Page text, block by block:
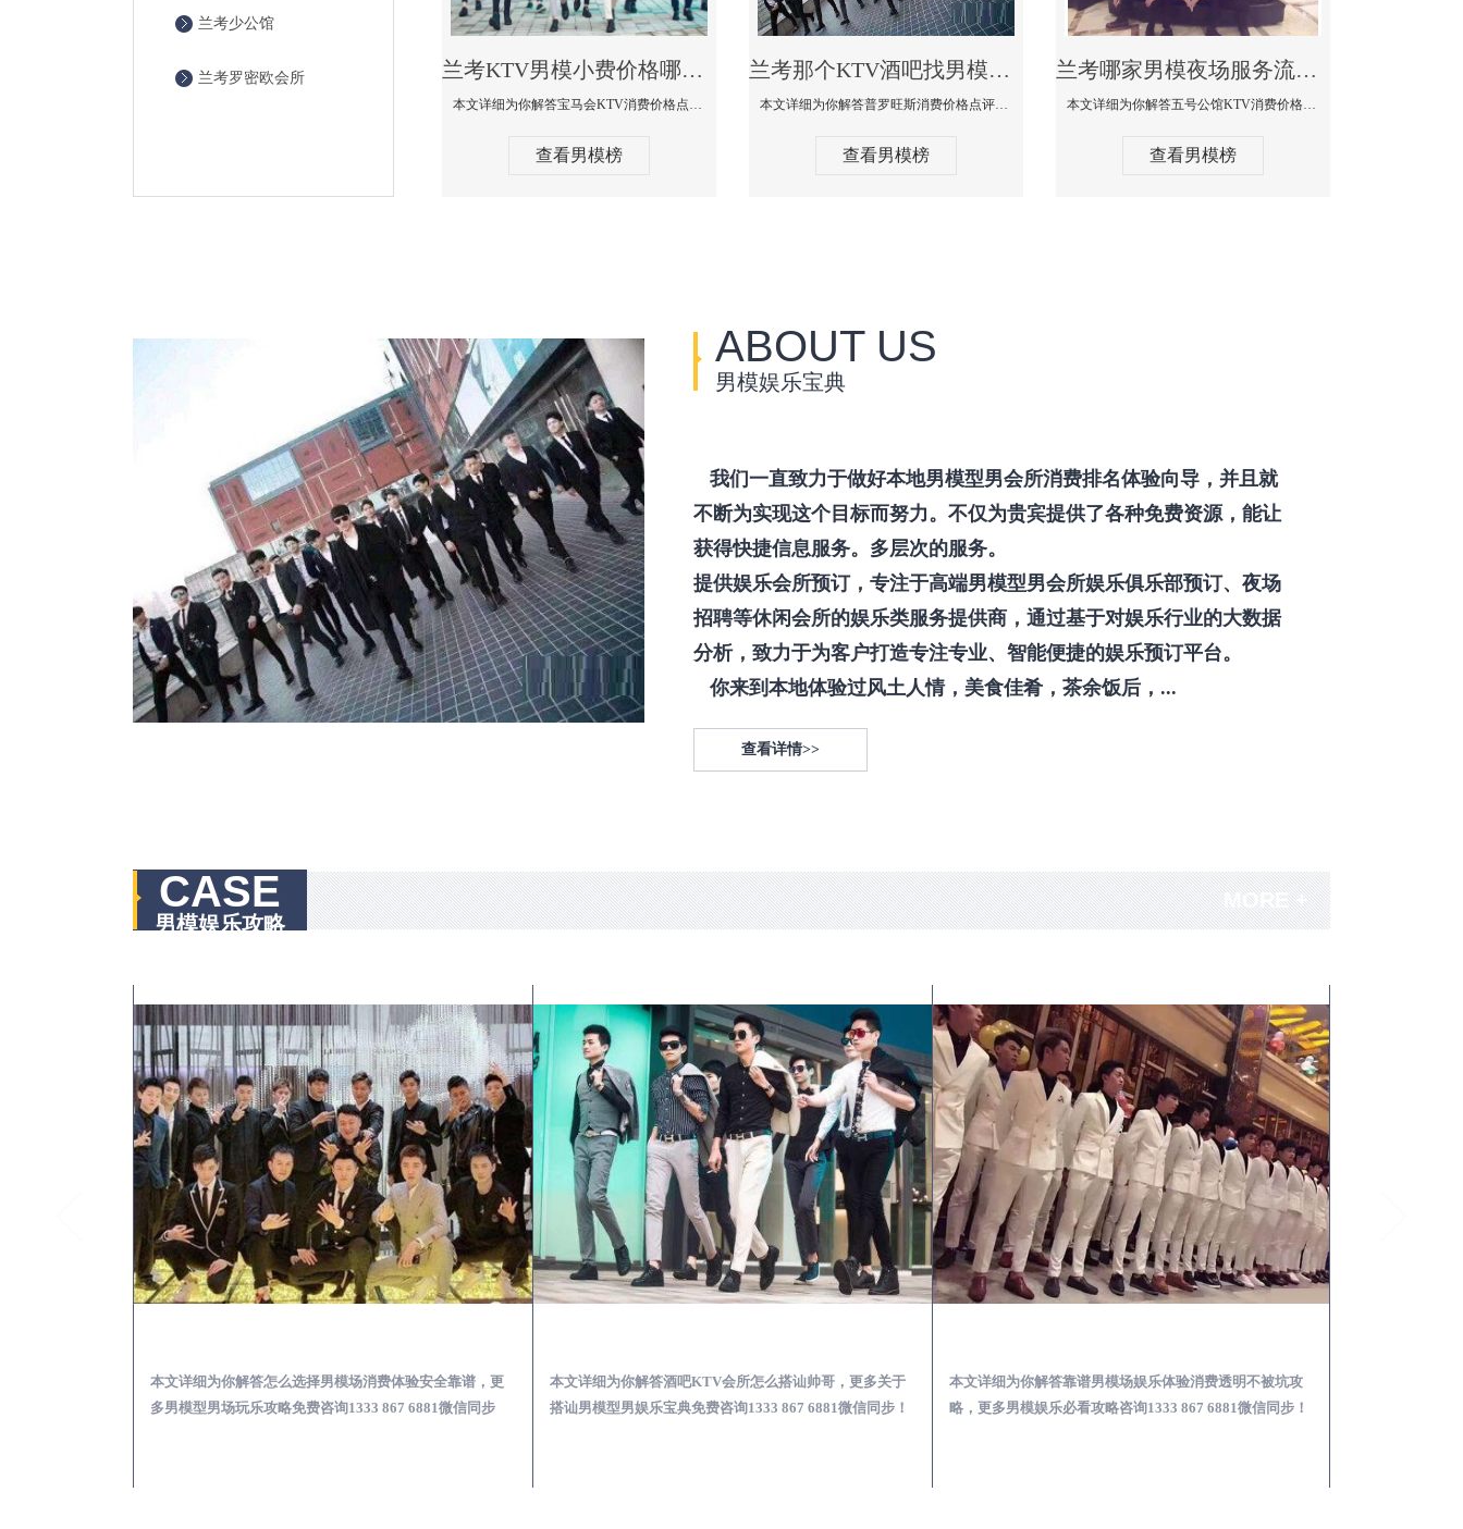
兰考少公馆
兰考罗密欧会所 兰考KTV男模小费价格哪家便宜-宝马会KTV消费口碑点评
本文详细为你解答宝马会KTV消费价格点评，更多关于KTV男模小费价格哪家便宜免费咨询1333 867 6881微信同步！
查看男模榜
兰考那个KTV酒吧找男模帅哥男妓多-普罗旺斯KTV真实口碑点评
本文详细为你解答普罗旺斯消费价格点评，更多关于那个KTV酒吧找男模帅哥最多免费咨询1333 867 6881微信同步！
查看男模榜
兰考哪家男模夜场服务流程全面-五号公馆KTV消费价格点评
本文详细为你解答五号公馆KTV消费价格，更多关于哪家男模夜场服务流程全面免费咨询1333 867 6881微信同步！
查看男模榜
ABOUT US
男模娱乐宝典
我们一直致力于做好本地男模型男会所消费排名体验向导，并且就
不断为实现这个目标而努力。不仅为贵宾提供了各种免费资源，能让
获得快捷信息服务。多层次的服务。
提供娱乐会所预订，专注于高端男模型男会所娱乐俱乐部预订、夜场
招聘等休闲会所的娱乐类服务提供商，通过基于对娱乐行业的大数据
分析，致力于为客户打造专注专业、智能便捷的娱乐预订平台。
你来到本地体验过风土人情，美食佳肴，茶余饭后，...
查看详情>>
CASE
男模娱乐攻略
本文详细为你解答怎么选择男模场消费体验安全靠谱，更
多男模型男场玩乐攻略免费咨询1333 867 6881微信同步
本文详细为你解答酒吧KTV会所怎么搭讪帅哥，更多关于
搭讪男模型男娱乐宝典免费咨询1333 867 6881微信同步！
本文详细为你解答靠谱男模场娱乐体验消费透明不被坑攻
略，更多男模娱乐必看攻略咨询1333 867 6881微信同步！